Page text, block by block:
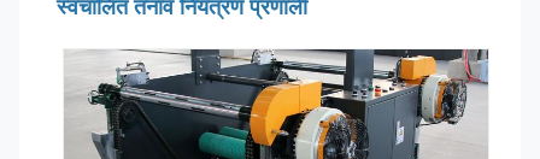
स्वचालित तनाव नियंत्रण प्रणाली